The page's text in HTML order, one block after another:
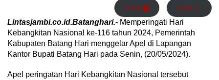
Print 🖨 PDF 📄
Lintasjambi.co.id.Batanghari.- Memperingati Hari
Kebangkitan Nasional ke-116 tahun 2024, Pemerintah
Kabupaten Batang Hari menggelar Apel di Lapangan
Kantor Bupati Batang Hari pada Senin, (20/05/2024).
Apel peringatan Hari Kebangkitan Nasional tersebut